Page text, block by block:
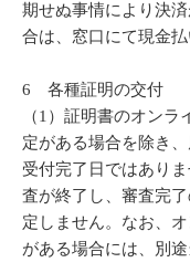
期せぬ事情により決
合は、窓口にて現金
6 各種証明の交付
（1）証明書のオン
定がある場合を除き
受付完了日ではあり
査が終了し、審査完
定しません。なお、
がある場合には、別